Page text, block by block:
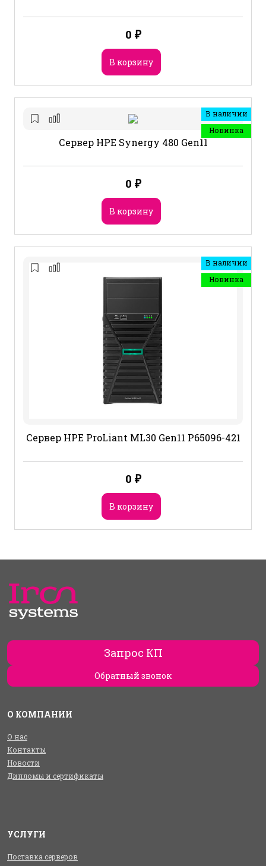
0 ₽
В корзину
В наличии
Новинка
Сервер HPE Synergy 480 Gen11
0 ₽
В корзину
В наличии
Новинка
Сервер HPE ProLiant ML30 Gen11 P65096-421
0 ₽
В корзину
Запрос КП
Обратный звонок
О КОМПАНИИ
О нас
Контакты
Новости
Дипломы и сертификаты
УСЛУГИ
Поставка серверов